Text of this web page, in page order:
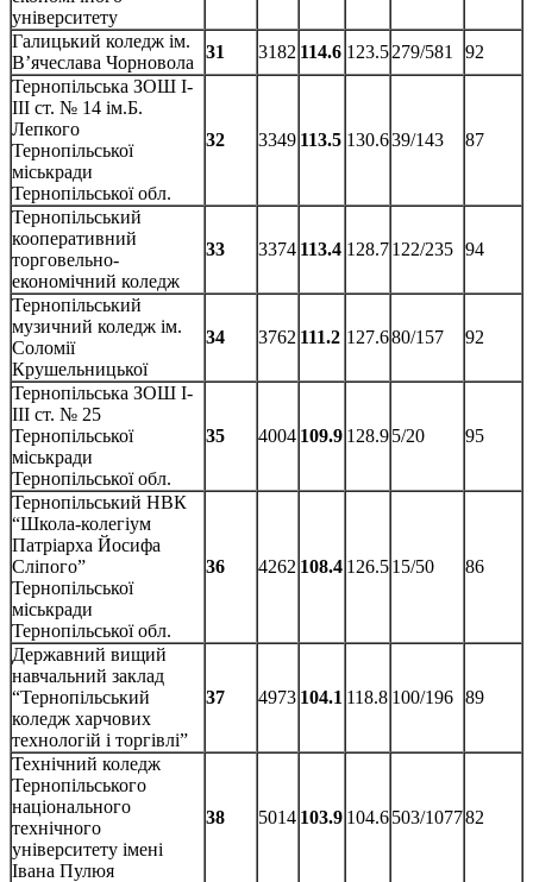
університету
Галицький коледж ім.
В’ячеслава Чорновола
31 3182 114.6 123.5279/581
92
Тернопільська ЗОШ І-
ІІІ ст. № 14 ім.Б.
Лепкого
Тернопільської
міськради
Тернопільської обл.
32 3349 113.5 130.639/143 87
Тернопільський
кооперативний
торговельно-
економічний коледж
33 3374 113.4 128.7122/235 94
Тернопільський
музичний коледж ім.
Соломії
Крушельницької
34 3762 111.2 127.680/157 92
Тернопільська ЗОШ І-
ІІІ ст. № 25
Тернопільської
міськради
Тернопільської обл.
35 4004 109.9 128.95/20 95
Тернопільський НВК
“Школа-колегіум
Патріарха Йосифа
Сліпого”
Тернопільської
міськради
Тернопільської обл.
36 4262 108.4 126.515/50 86
Державний вищий
навчальний заклад
“Тернопільський
коледж харчових
технологій і торгівлі”
37 4973 104.1 118.8 100/196 89
Технічний коледж
Тернопільського
національного
технічного
університету імені
Івана Пулюя
38 5014 103.9 104.6503/107782